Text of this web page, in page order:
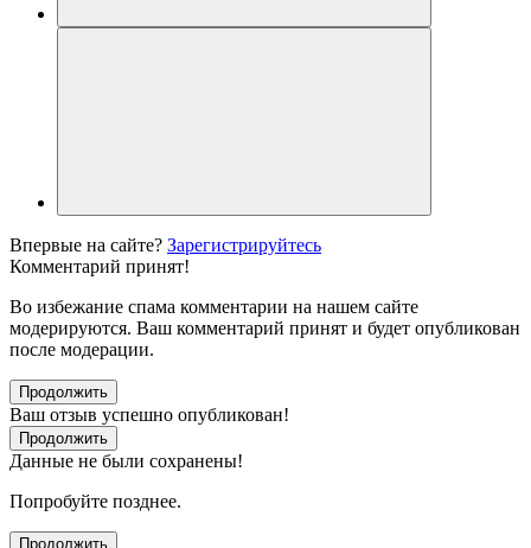
Впервые на сайте? Зарегистрируйтесь
Комментарий принят!
Во избежание спама комментарии на нашем сайте
модерируются. Ваш комментарий принят и будет опубликован
после модерации.
Продолжить
Ваш отзыв успешно опубликован!
Продолжить
Данные не были сохранены!
Попробуйте позднее.
Продолжить